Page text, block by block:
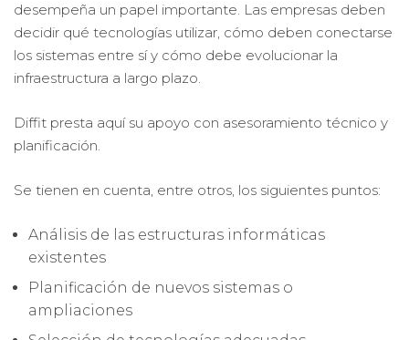
desempeña un papel importante. Las empresas deben
decidir qué tecnologías utilizar, cómo deben conectarse
los sistemas entre sí y cómo debe evolucionar la
infraestructura a largo plazo.
Diffit presta aquí su apoyo con asesoramiento técnico y
planificación.
Se tienen en cuenta, entre otros, los siguientes puntos:
Análisis de las estructuras informáticas
existentes
Planificación de nuevos sistemas o
ampliaciones